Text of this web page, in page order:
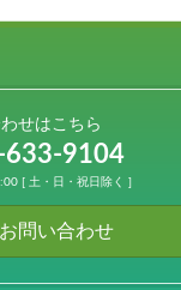
せはこちら
633-9104
[ 土・日・祝日除く ]
問い合わせ